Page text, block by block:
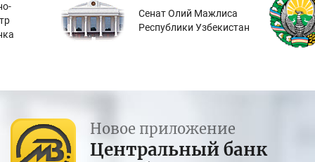
Сенат Олий Мажлиса
Республики Узбекистан
Новое приложение
Центральный банк